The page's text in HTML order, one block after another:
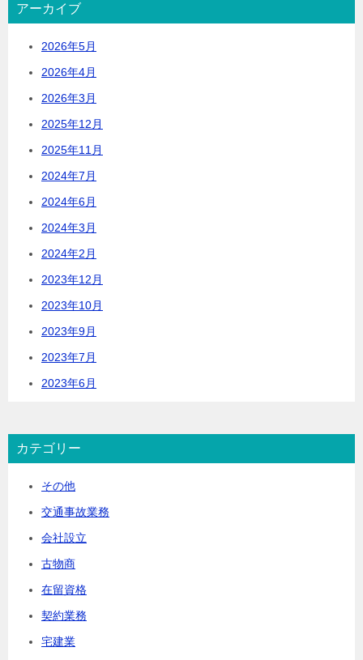
アーカイブ
2026年5月
2026年4月
2026年3月
2025年12月
2025年11月
2024年7月
2024年6月
2024年3月
2024年2月
2023年12月
2023年10月
2023年9月
2023年7月
2023年6月
カテゴリー
その他
交通事故業務
会社設立
古物商
在留資格
契約業務
宅建業